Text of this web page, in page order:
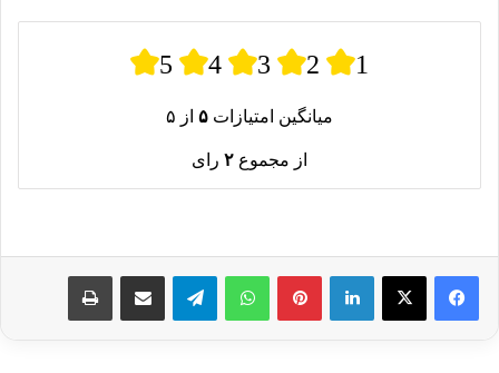
5 4 3 2 1
میانگین امتیازات ۵ از ۵
از مجموع ۲ رای
لینکدین پینترستواتس آپ تلگرام اشتراک گذاری از طریق ایمیل چاپ